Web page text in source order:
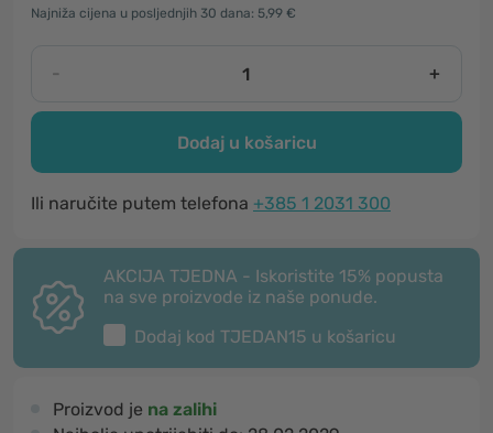
Najniža cijena u posljednjih 30 dana: 5,99 €
- +
Dodaj u košaricu
Ili naručite putem telefona +385 1 2031 300
AKCIJA TJEDNA - Iskoristite 15% popusta
na sve proizvode iz naše ponude.
Dodaj kod TJEDAN15 u košaricu
Proizvod je na zalihi